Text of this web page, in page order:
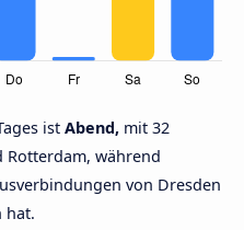
ist Abend, mit 32
Rotterdam, während
von Dresden
hat.